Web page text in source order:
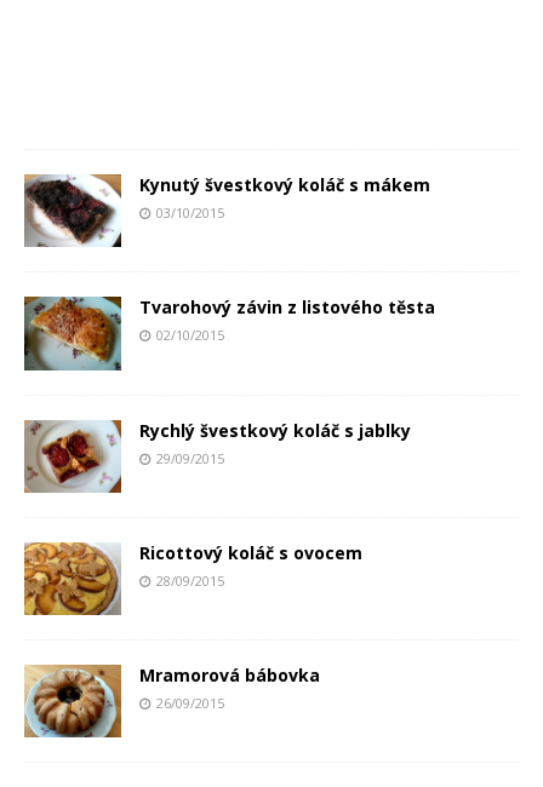
Kynutý švestkový koláč s mákem
03/10/2015
Tvarohový závin z listového těsta
02/10/2015
Rychlý švestkový koláč s jablky
29/09/2015
Ricottový koláč s ovocem
28/09/2015
Mramorová bábovka
26/09/2015